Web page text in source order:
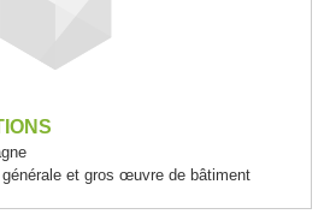
et gros œuvre de bâtiment